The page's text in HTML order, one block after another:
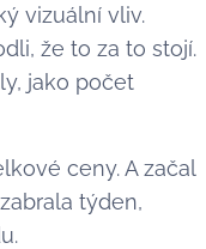
vizuální vliv.
že to za to stojí.
jako počet
ceny. A začal
týden,